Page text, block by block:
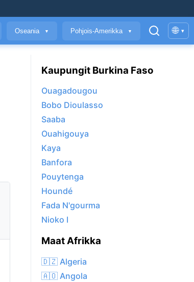
Oseania ▼ Pohjois-Amerikka ▼ 🌐 ▾
Kaupungit Burkina Faso
Ouagadougou
Bobo Dioulasso
Saaba
Ouahigouya
Kaya
Banfora
Pouytenga
Houndé
Fada N'gourma
Nioko I
Maat Afrikka
🇩🇿 Algeria
🇦🇴 Angola